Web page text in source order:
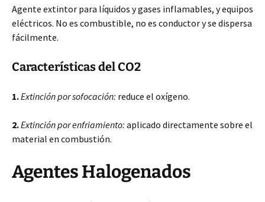
Agente extintor para líquidos y gases inflamables, y equipos
eléctricos. No es combustible, no es conductor y se dispersa
fácilmente.
Características del CO2
1.Extinción por sofocación: reduce el oxígeno.
2.Extinción por enfriamiento: aplicado directamente sobre el
material en combustión.
Agentes Halogenados